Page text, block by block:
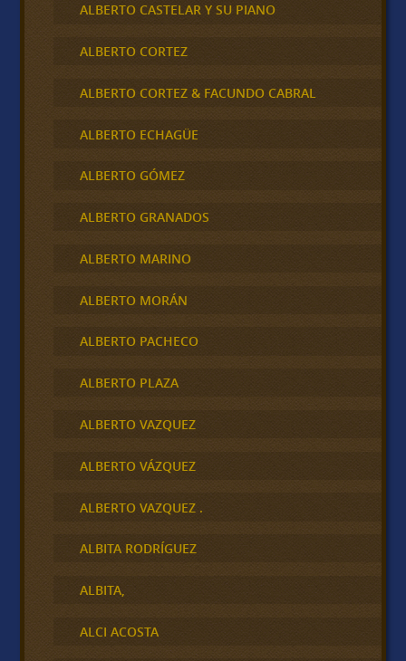
ALBERTO CASTELAR Y SU PIANO
ALBERTO CORTEZ
ALBERTO CORTEZ & FACUNDO CABRAL
ALBERTO ECHAGÜE
ALBERTO GÓMEZ
ALBERTO GRANADOS
ALBERTO MARINO
ALBERTO MORÁN
ALBERTO PACHECO
ALBERTO PLAZA
ALBERTO VAZQUEZ
ALBERTO VÁZQUEZ
ALBERTO VAZQUEZ .
ALBITA RODRÍGUEZ
ALBITA,
ALCI ACOSTA